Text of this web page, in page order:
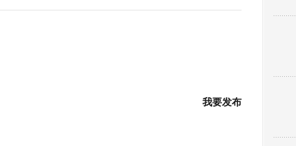
我要发布